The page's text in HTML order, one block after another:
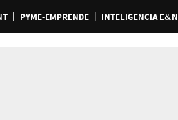
PYME-EMPRENDE INTELIGENCIA E&N